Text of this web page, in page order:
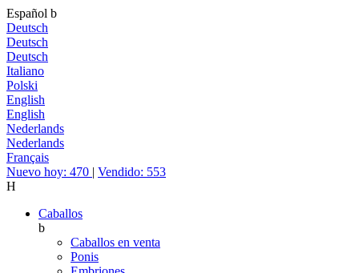
Español b
Deutsch
Deutsch
Deutsch
Italiano
Polski
English
English
Nederlands
Nederlands
Français
Nuevo hoy: 470 | Vendido: 553
H
Caballos
b
Caballos en venta
Ponis